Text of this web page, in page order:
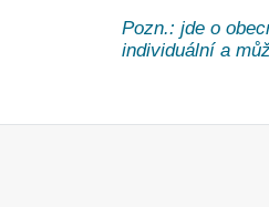
Pozn.: jde o
individuální a